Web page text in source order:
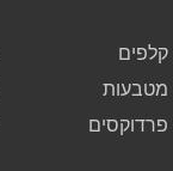
קלפים
מטבעות
פרדוקסים